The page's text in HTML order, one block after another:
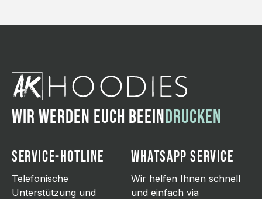
WIR WERDEN EUCH BEEINDRUCKEN
SERVICE-HOTLINE
Telefonische
Unterstützung und
WHATSAPP SERVICE
Wir helfen Ihnen schnell
und einfach via